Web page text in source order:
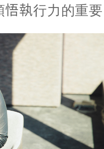
字裏科技
執行力的重要